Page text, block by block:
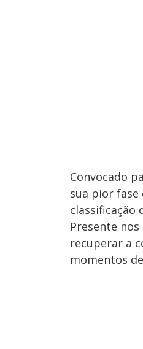
Convocado
sua pior fase
classificação
Presente
recuperar a
momentos